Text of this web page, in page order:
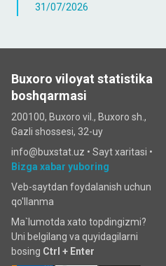
31/07/2026
Buxoro viloyat statistika
boshqarmasi
200100, Buxoro vil., Buxoro sh.,
Gazli shossesi, 32-uy
info@buxstat.uz • Sayt xaritasi •
Bizga xabar yuboring
Veb-saytdan foydalanish uchun
qo'llanma
Ma`lumotda xato topdingizmi?
Uni belgilang va quyidagilarni
bosing Ctrl + Enter